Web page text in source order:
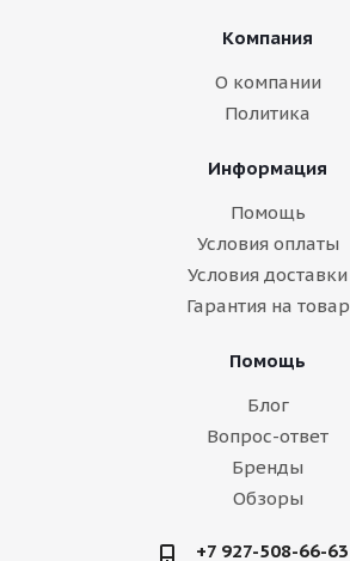
Компания
О компании
Политика
Информация
Помощь
Условия оплаты
Условия доставки
Гарантия на товар
Помощь
Блог
Вопрос-ответ
Бренды
Обзоры
+7 927-508-66-63